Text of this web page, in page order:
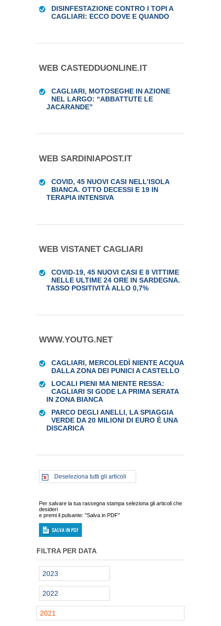
DISINFESTAZIONE CONTRO I TOPI A
CAGLIARI: ECCO DOVE E QUANDO
WEB CASTEDDUONLINE.IT
CAGLIARI, MOTOSEGHE IN AZIONE
NEL LARGO: “ABBATTUTE LE
JACARANDE”
WEB SARDINIAPOST.IT
COVID, 45 NUOVI CASI NELL’ISOLA
BIANCA. OTTO DECESSI E 19 IN
TERAPIA INTENSIVA
WEB VISTANET CAGLIARI
COVID-19, 45 NUOVI CASI E 8 VITTIME
NELLE ULTIME 24 ORE IN SARDEGNA.
TASSO POSITIVITÀ ALLO 0,7%
WWW.YOUTG.NET
CAGLIARI, MERCOLEDÌ NIENTE ACQUA
DALLA ZONA DEI PUNICI A CASTELLO
LOCALI PIENI MA NIENTE RESSA:
CAGLIARI SI GODE LA PRIMA SERATA
IN ZONA BIANCA
PARCO DEGLI ANELLI, LA SPIAGGIA
VERDE DA 20 MILIONI DI EURO È UNA
DISCARICA
Deseleziona tutti gli articoli
Per salvare la tua rassegna stampa seleziona gli articoli che
desideri
e premi il pulsante: "Salva in PDF"
FILTRA PER DATA
2023
2022
2021